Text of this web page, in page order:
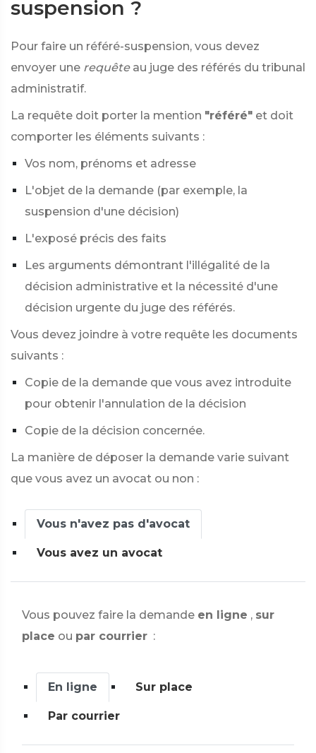
suspension ?
Pour faire un référé-suspension, vous devez
envoyer une requête au juge des référés du tribunal
administratif.
La requête doit porter la mention "référé" et doit
comporter les éléments suivants :
Vos nom, prénoms et adresse
L'objet de la demande (par exemple, la
suspension d'une décision)
L'exposé précis des faits
Les arguments démontrant l'illégalité de la
décision administrative et la nécessité d'une
décision urgente du juge des référés.
Vous devez joindre à votre requête les documents
suivants :
Copie de la demande que vous avez introduite
pour obtenir l'annulation de la décision
Copie de la décision concernée.
La manière de déposer la demande varie suivant
que vous avez un avocat ou non :
Vous n'avez pas d'avocat
Vous avez un avocat
Vous pouvez faire la demande en ligne , sur
place ou par courrier :
En ligne Sur place
Par courrier